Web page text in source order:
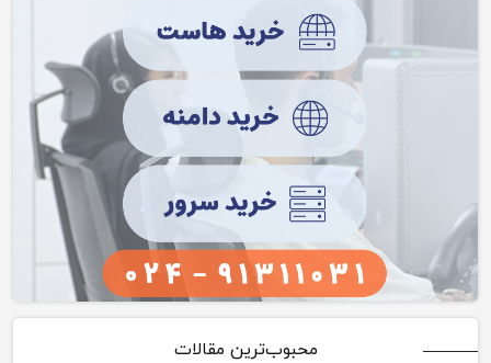
محبوب‌ترین مقالات